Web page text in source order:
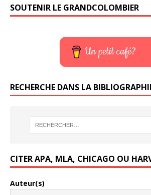
SOUTENIR LE GRANDCOLOMBIER
Un petit café?
RECHERCHE DANS LA
CITER APA, MLA, CHICAGO OU
Auteur(s)